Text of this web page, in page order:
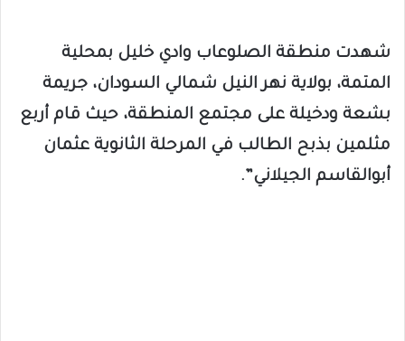
شهدت منطقة الصلوعاب وادي خليل بمحلية
المتمة، بولاية نهر النيل شمالي السودان، جريمة
بشعة ودخيلة على مجتمع المنطقة، حيث قام أربع
مثلمين بذبح الطالب في المرحلة الثانوية عثمان
أبوالقاسم الجيلاني”.